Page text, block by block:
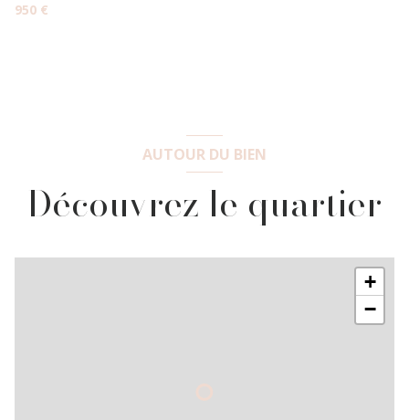
950 €
AUTOUR DU BIEN
Découvrez le quartier
+
−